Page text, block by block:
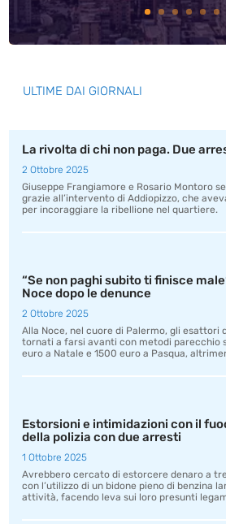
ULTIME DAI GIORNALI
La rivolta di chi non paga. Due
2 Ottobre 2025
Giuseppe Frangiamore e Rosario Montoro
grazie all’intervento di Addiopizzo, che
per incoraggiare la ribellione nel quartiere.
“Se non paghi subito ti finisce
Noce dopo le denunce
2 Ottobre 2025
Alla Noce, nel cuore di Palermo, gli esattori
tornati a farsi avanti con metodi parecchio
euro a Natale e 1500 euro a Pasqua,
Estorsioni e intimidazioni con il
della polizia con due arresti
1 Ottobre 2025
Avrebbero cercato di estorcere denaro a
con l’utilizzo di un bidone pieno di benzina
attività, facendo leva sui loro presunti